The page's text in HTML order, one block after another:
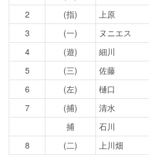
2
(指) 上原
3
(一) ヌニエス
4
(遊) 細川
5
(三) 佐藤
6
(左) 樋口
7
(捕) 清水
捕
石川
8
(二) 上川畑